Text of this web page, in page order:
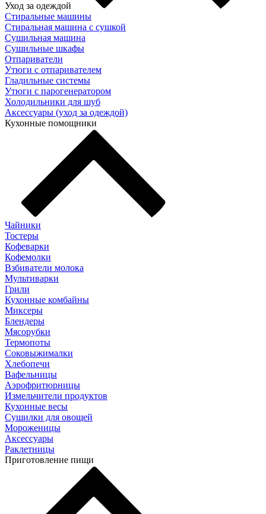
Уход за одеждой
Стиральные машины
Стиральная машина с сушкой
Сушильная машина
Сушильные шкафы
Отпариватели
Утюги с отпаривателем
Гладильные системы
Утюги с парогенератором
Холодильники для шуб
Аксессуары (уход за одеждой)
Кухонные помощники
Чайники
Тостеры
Кофеварки
Кофемолки
Взбиватели молока
Мультиварки
Грили
Кухонные комбайны
Mиксеры
Блендеры
Мясорубки
Термопоты
Соковыжималки
Хлебопечи
Вафельницы
Аэрофритюрницы
Измельчители продуктов
Кухонные весы
Сушилки для овощей
Мороженицы
Аксессуары
Раклетницы
Приготовление пищи